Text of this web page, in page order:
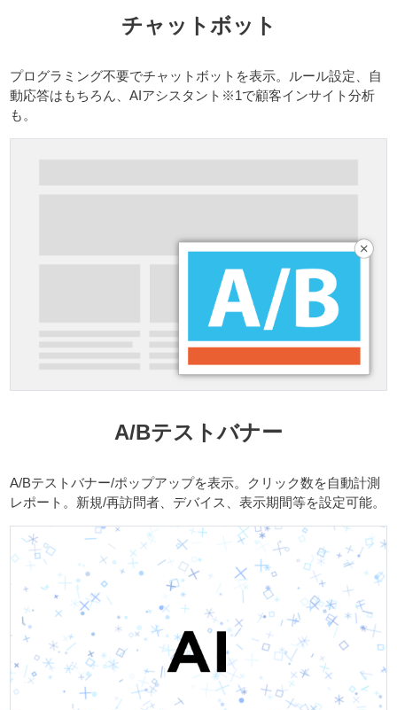
チャットボット
プログラミング不要でチャットボットを表示。ルール設定、自
動応答はもちろん、AIアシスタント※1で顧客インサイト分析
も。
A/Bテストバナー
A/Bテストバナー/ポップアップを表示。クリック数を自動計測
レポート。新規/再訪問者、デバイス、表示期間等を設定可能。